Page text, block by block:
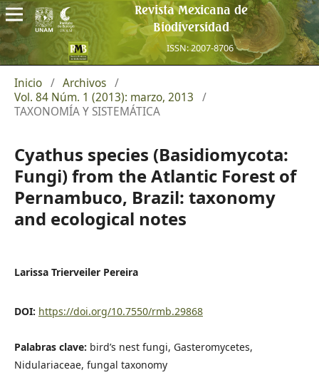
Revista Mexicana de
Biodiversidad
ISSN: 2007-8706
Inicio / Archivos /
Vol. 84 Núm. 1 (2013): marzo, 2013
/
TAXONOMÍA Y SISTEMÁTICA
Cyathus species (Basidiomycota:
Fungi) from the Atlantic Forest of
Pernambuco, Brazil: taxonomy
and ecological notes
Larissa Trierveiler Pereira
DOI: https://doi.org/10.7550/rmb.29868
Palabras clave: bird’s nest fungi, Gasteromycetes,
Nidulariaceae, fungal taxonomy